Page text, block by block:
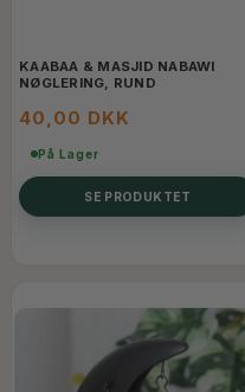
KAABAA & MASJID NABAWI
NØGLERING, RUND
40,00 DKK
På Lager
SE PRODUKTET